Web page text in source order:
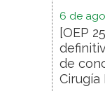
6 de
[OEP
de
Cirugía